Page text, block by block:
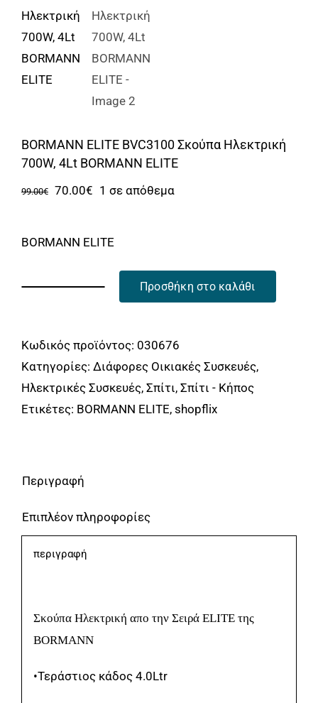
Περισσότερα
BORMANN ELITE BVC3100 Σκούπα Ηλεκτρική
700W, 4Lt BORMANN ELITE
99.00€ Original
70.00€ Η
70.00€.
1 σε απόθεμα
BORMANN ELITE
BVC3100
Σκούπα
Ηλεκτρική
700W,
ποσότητα
Προσθήκη στο καλάθι
Κωδικός προϊόντος: 030676
Κατηγορίες: Διάφορες Οικιακές Συσκευές,
Ηλεκτρικές Συσκευές, Σπίτι, Σπίτι - Κήπος
Ετικέτες: BORMANN ELITE, shopflix
Περιγραφή
Επιπλέον πληροφορίες
περιγραφή
Σκούπα Ηλεκτρική απο την Σειρά ELITE της
BORMANN
•Τεράστιος κάδος 4.0Ltr